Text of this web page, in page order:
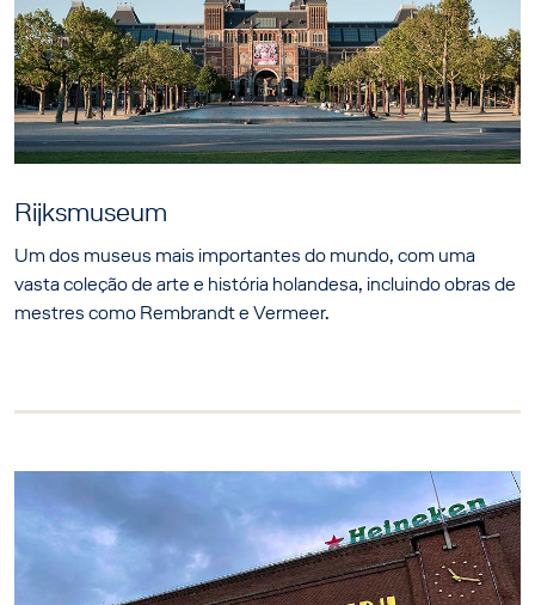
Rijksmuseum
Um dos museus mais importantes do mundo, com uma
vasta coleção de arte e história holandesa, incluindo obras de
mestres como Rembrandt e Vermeer.